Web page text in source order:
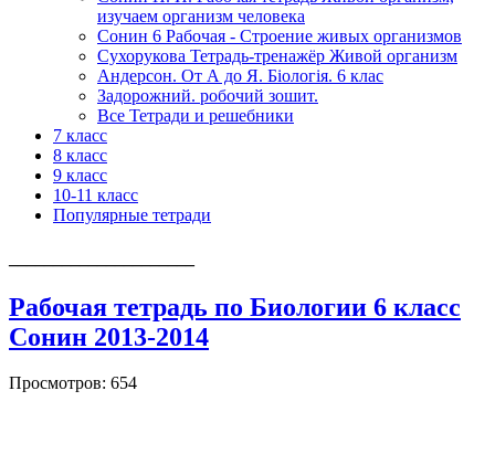
изучаем организм человека
Сонин 6 Рабочая - Строение живых организмов
Сухорукова Тетрадь-тренажёр Живой организм
Андерсон. От А до Я. Біологія. 6 клас
Задорожний. робочий зошит.
Все Тетради и решебники
7 класс
8 класс
9 класс
10-11 класс
Популярные тетради
Рабочая тетрадь по Биологии 6 класс
Сонин 2013-2014
Просмотров: 654